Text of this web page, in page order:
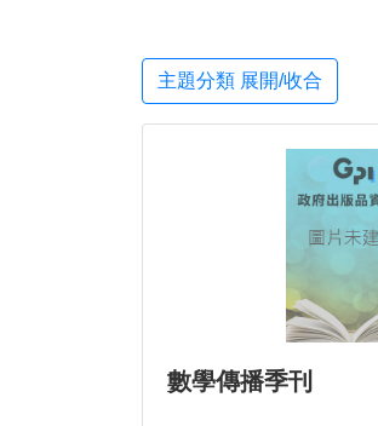
主題分類 展開/收合
數學傳播季刊